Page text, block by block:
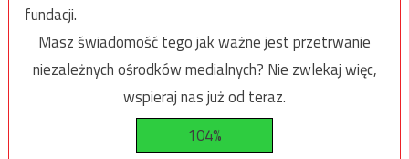
fundacji.
Masz świadomość tego jak ważne jest przetrwanie
niezależnych ośrodków medialnych? Nie zwlekaj więc,
wspieraj nas już od teraz.
104%